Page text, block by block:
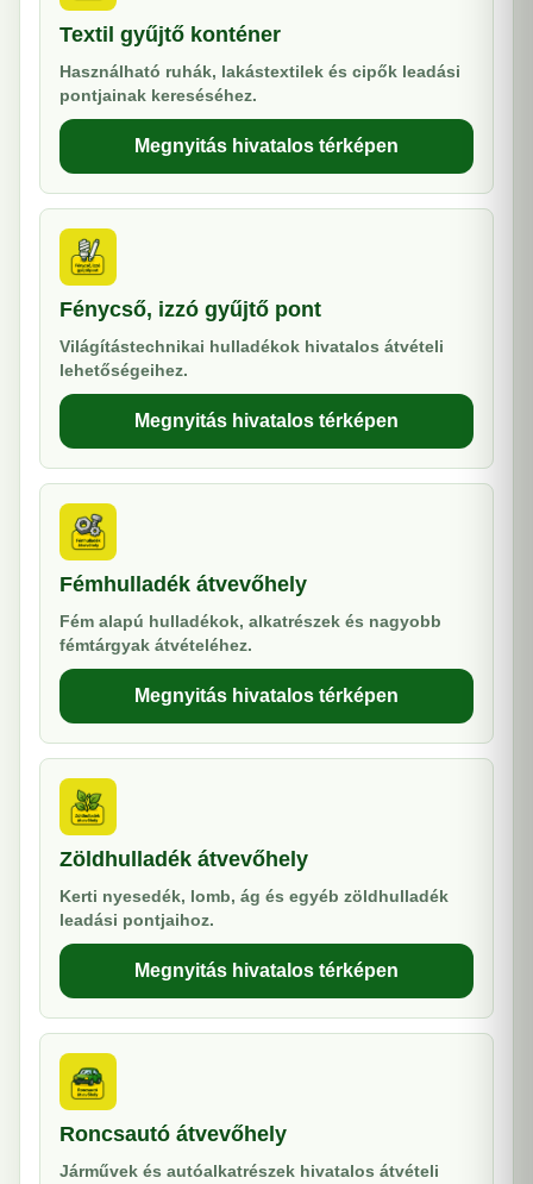
Textil gyűjtő konténer
Használható ruhák, lakástextilek és cipők leadási
pontjainak kereséséhez.
Megnyitás hivatalos térképen
Fénycső, izzó gyűjtő pont
Világítástechnikai hulladékok hivatalos átvételi
lehetőségeihez.
Megnyitás hivatalos térképen
Fémhulladék átvevőhely
Fém alapú hulladékok, alkatrészek és nagyobb
fémtárgyak átvételéhez.
Megnyitás hivatalos térképen
Zöldhulladék átvevőhely
Kerti nyesedék, lomb, ág és egyéb zöldhulladék
leadási pontjaihoz.
Megnyitás hivatalos térképen
Roncsautó átvevőhely
Járművek és autóalkatrészek hivatalos átvételi